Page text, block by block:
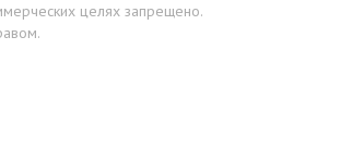
целях запрещено.